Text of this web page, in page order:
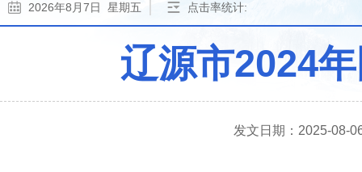
2026年8月7日 星期五 点击率统计:
辽源市2024
发文日期：2025-08-